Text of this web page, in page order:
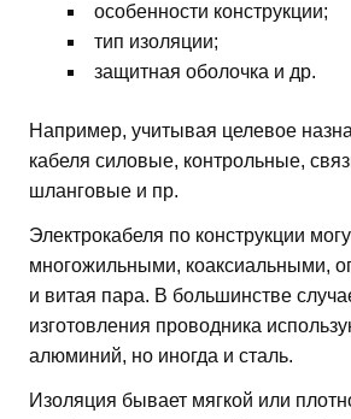
особенности конструкции;
тип изоляции;
защитная оболочка и др.
Например, учитывая целевое
кабеля силовые, контрольные,
шланговые и пр.
Электрокабеля по конструкции
многожильными, коаксиальными,
и витая пара. В большинстве
изготовления проводника
алюминий, но иногда и сталь.
Изоляция бывает мягкой или